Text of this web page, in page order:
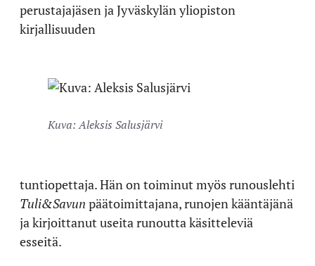
perustajajäsen ja Jyväskylän yliopiston
kirjallisuuden
Kuva: Aleksis Salusjärvi
tuntiopettaja. Hän on toiminut myös runouslehti
Tuli&Savun päätoimittajana, runojen kääntäjänä
ja kirjoittanut useita runoutta käsitteleviä
esseitä.